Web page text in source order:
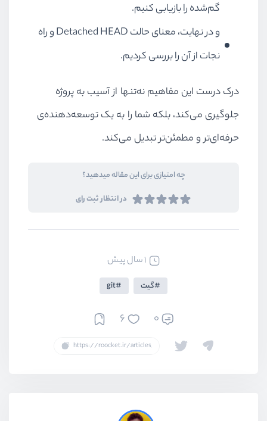
گم‌شده را بازیابی کنیم.
و در نهایت، معنای حالت Detached HEAD و راه
نجات از آن را بررسی کردیم.
درک درست این مفاهیم نه‌تنها از آسیب به پروژه
جلوگیری می‌کند، بلکه شما را به یک توسعه‌دهنده‌ی
حرفه‌ای‌تر و مطمئن‌تر تبدیل می‌کند.
چه امتیازی برای این مقاله میدهید؟
در انتظار ثبت رای
1 سال پیش
گیت git
0
6